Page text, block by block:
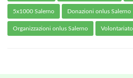
5x1000 Salerno Donazioni onlus Salerno
Organizzazioni onlus Salerno